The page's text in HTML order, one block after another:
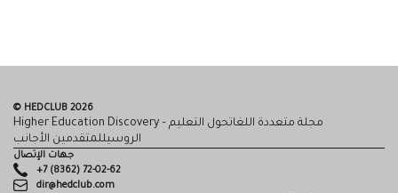
© HEDCLUB 2026
Higher Education Discovery – مجلة متعددة اللغاتحول التعليم
الروسيللمتقدمين الأجانب
جهات الإتصال
+7 (8362) 72-02-62
dir@hedclub.com